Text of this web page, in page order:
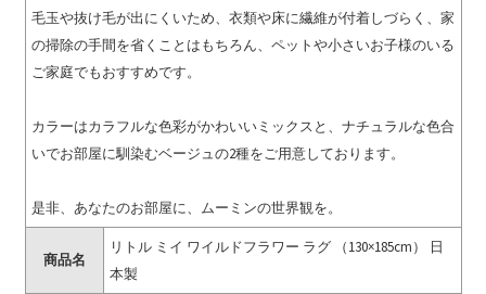
毛玉や抜け毛が出にくいため、衣類や床に繊維が付着しづらく、家
の掃除の手間を省くことはもちろん、ペットや小さいお子様のいる
ご家庭でもおすすめです。
カラーはカラフルな色彩がかわいいミックスと、ナチュラルな色合
いでお部屋に馴染むベージュの2種をご用意しております。
是非、あなたのお部屋に、ムーミンの世界観を。
商品名
リトル ミイ ワイルドフラワー ラグ （130×185cm） 日
本製